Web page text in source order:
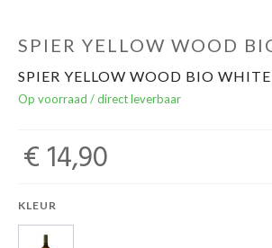
Geels Witteke De Maan's Jenever
SPIER YELLOW WOOD
SPIER YELLOW WOOD BIO WHITE
Op voorraad / direct leverbaar
€ 14,90
KLEUR